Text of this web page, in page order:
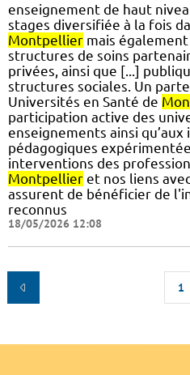
enseignement de haut
stages diversifiée à la fois
Montpellier mais
structures de soins
privées, ainsi que [...]
structures sociales. Un
Universités en Santé de
participation active des
enseignements ainsi qu’aux
pédagogiques
interventions des
Montpellier et nos liens
assurent de bénéficier de
reconnus
18/05/2026 12:08
1